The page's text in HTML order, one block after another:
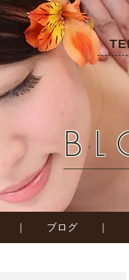
｜ ブログ ｜